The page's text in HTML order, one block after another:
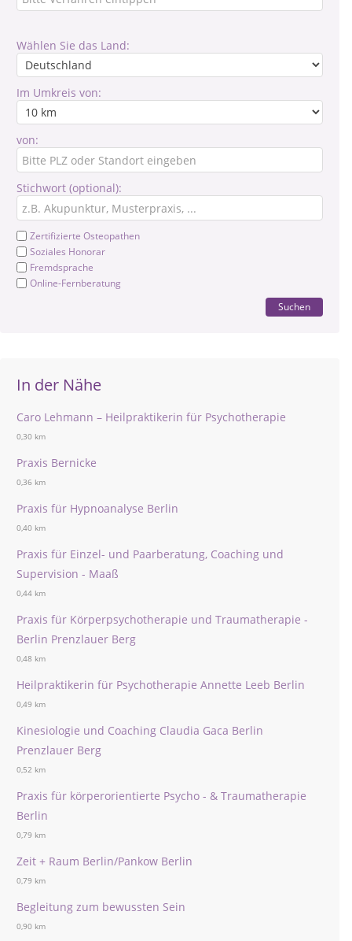
Wählen Sie das Land:
Im Umkreis von:
von:
Stichwort (optional):
Zertifizierte Osteopathen
Soziales Honorar
Fremdsprache
Online-Fernberatung
Suchen
In der Nähe
Caro Lehmann – Heilpraktikerin für Psychotherapie
0,30 km
Praxis Bernicke
0,36 km
Praxis für Hypnoanalyse Berlin
0,40 km
Praxis für Einzel- und Paarberatung, Coaching und
Supervision - Maaß
0,44 km
Praxis für Körperpsychotherapie und Traumatherapie -
Berlin Prenzlauer Berg
0,48 km
Heilpraktikerin für Psychotherapie Annette Leeb Berlin
0,49 km
Kinesiologie und Coaching Claudia Gaca Berlin
Prenzlauer Berg
0,52 km
Praxis für körperorientierte Psycho - & Traumatherapie
Berlin
0,79 km
Zeit + Raum Berlin/Pankow Berlin
0,79 km
Begleitung zum bewussten Sein
0,90 km